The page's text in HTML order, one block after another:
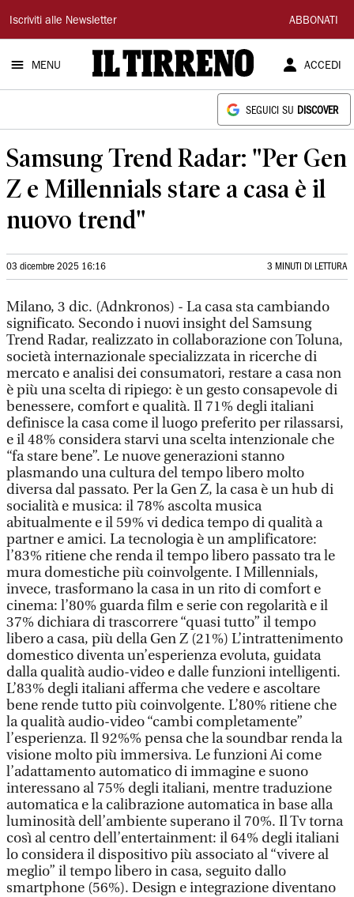
Il
Tirreno
Iscriviti alle Newsletter ABBONATI
MENU ACCEDI
SEGUICI SU DISCOVER
Samsung Trend Radar: "Per Gen
Z e Millennials stare a casa è il
nuovo trend"
03 dicembre 2025 16:16 3 MINUTI DI LETTURA
Milano, 3 dic. (Adnkronos) - La casa sta cambiando
significato. Secondo i nuovi insight del Samsung
Trend Radar, realizzato in collaborazione con Toluna,
società internazionale specializzata in ricerche di
mercato e analisi dei consumatori, restare a casa non
è più una scelta di ripiego: è un gesto consapevole di
benessere, comfort e qualità. Il 71% degli italiani
definisce la casa come il luogo preferito per rilassarsi,
e il 48% considera starvi una scelta intenzionale che
“fa stare bene”. Le nuove generazioni stanno
plasmando una cultura del tempo libero molto
diversa dal passato. Per la Gen Z, la casa è un hub di
socialità e musica: il 78% ascolta musica
abitualmente e il 59% vi dedica tempo di qualità a
partner e amici. La tecnologia è un amplificatore:
l’83% ritiene che renda il tempo libero passato tra le
mura domestiche più coinvolgente. I Millennials,
invece, trasformano la casa in un rito di comfort e
cinema: l’80% guarda film e serie con regolarità e il
37% dichiara di trascorrere “quasi tutto” il tempo
libero a casa, più della Gen Z (21%) L’intrattenimento
domestico diventa un’esperienza evoluta, guidata
dalla qualità audio-video e dalle funzioni intelligenti.
L’83% degli italiani afferma che vedere e ascoltare
bene rende tutto più coinvolgente. L’80% ritiene che
la qualità audio-video “cambi completamente”
l’esperienza. Il 92%% pensa che la soundbar renda la
visione molto più immersiva. Le funzioni Ai come
l’adattamento automatico di immagine e suono
interessano al 75% degli italiani, mentre traduzione
automatica e la calibrazione automatica in base alla
luminosità dell’ambiente superano il 70%. Il Tv torna
così al centro dell’entertainment: il 64% degli italiani
lo considera il dispositivo più associato al “vivere al
meglio” il tempo libero in casa, seguito dallo
smartphone (56%). Design e integrazione diventano